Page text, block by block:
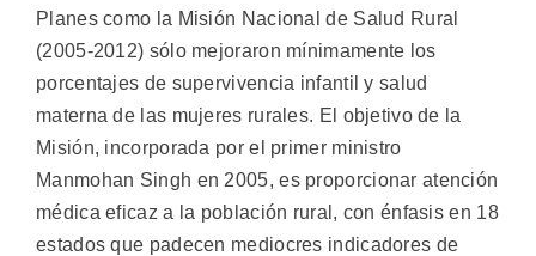
Planes como la Misión Nacional de Salud Rural
(2005-2012) sólo mejoraron mínimamente los
porcentajes de supervivencia infantil y salud
materna de las mujeres rurales. El objetivo de la
Misión, incorporada por el primer ministro
Manmohan Singh en 2005, es proporcionar atención
médica eficaz a la población rural, con énfasis en 18
estados que padecen mediocres indicadores de